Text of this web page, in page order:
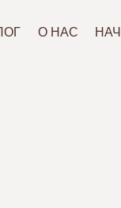
О НАС НАЧИНКИ